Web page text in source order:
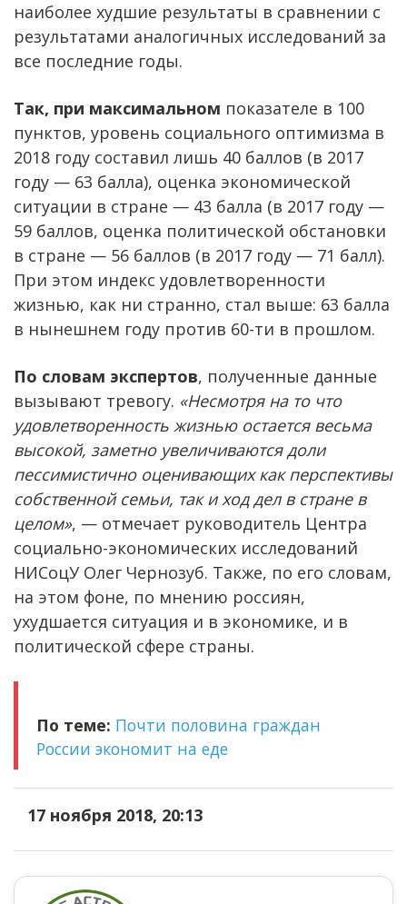
наиболее худшие результаты в сравнении с
результатами аналогичных исследований за
все последние годы.
Так, при максимальном показателе в 100
пунктов, уровень социального оптимизма в
2018 году составил лишь 40 баллов (в 2017
году — 63 балла), оценка экономической
ситуации в стране — 43 балла (в 2017 году —
59 баллов, оценка политической обстановки
в стране — 56 баллов (в 2017 году — 71 балл).
При этом индекс удовлетворенности
жизнью, как ни странно, стал выше: 63 балла
в нынешнем году против 60-ти в прошлом.
По словам экспертов, полученные данные
вызывают тревогу. «Несмотря на то что
удовлетворенность жизнью остается весьма
высокой, заметно увеличиваются доли
пессимистично оценивающих как перспективы
собственной семьи, так и ход дел в стране в
целом», — отмечает руководитель Центра
социально-экономических исследований
НИСоцУ Олег Чернозуб. Также, по его словам,
на этом фоне, по мнению россиян,
ухудшается ситуация и в экономике, и в
политической сфере страны.
По теме: Почти половина граждан
России экономит на еде
17 ноября 2018, 20:13